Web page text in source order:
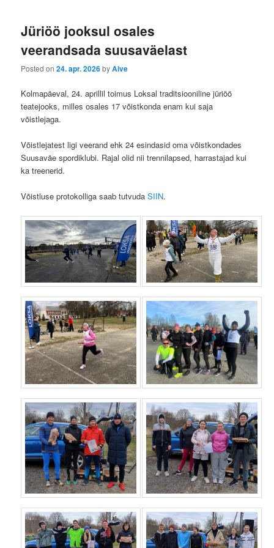
Jüriöö jooksul osales
veerandsada suusaväelast
Posted on24. apr. 2026byAive
Kolmapäeval, 24. aprillil toimus Loksal traditsiooniline jüriöö
teatejooks, milles osales 17 võistkonda enam kui saja
võistlejaga.
Võistlejatest ligi veerand ehk 24 esindasid oma võistkondades
Suusaväe spordiklubi. Rajal olid nii trennilapsed, harrastajad kui
ka treenerid.
Võistluse protokolliga saab tutvudaSIIN.